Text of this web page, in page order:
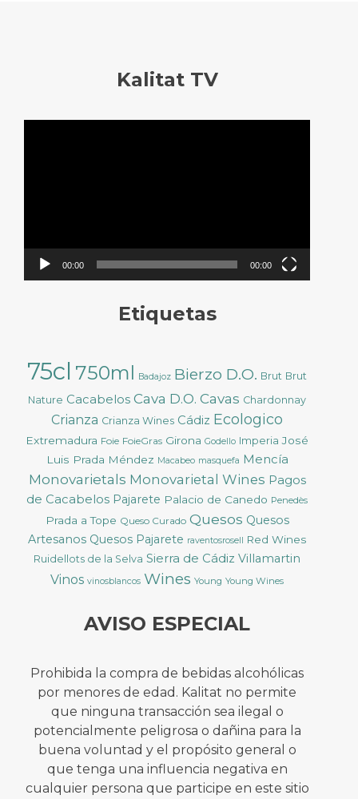
Kalitat TV
00:00 00:00
Etiquetas
75cl 750ml Badajoz Bierzo D.O. Brut Brut
Nature Cacabelos Cava D.O. Cavas Chardonnay
Crianza Crianza Wines Cádiz Ecologico
Extremadura Foie FoieGras Girona Godello Imperia José
Luis Prada Méndez Macabeo masquefa Mencía
Monovarietals Monovarietal Wines Pagos
de Cacabelos Pajarete Palacio de Canedo Penedès
Prada a Tope Queso Curado Quesos Quesos
Artesanos Quesos Pajarete raventosrosell Red Wines
Ruidellots de la Selva Sierra de Cádiz Villamartin
Vinos vinosblancos Wines Young Young Wines
AVISO ESPECIAL
Prohibida la compra de bebidas alcohólicas
por menores de edad. Kalitat no permite
que ninguna transacción sea ilegal o
potencialmente peligrosa o dañina para la
buena voluntad y el propósito general o
que tenga una influencia negativa en
cualquier persona que participe en este sitio